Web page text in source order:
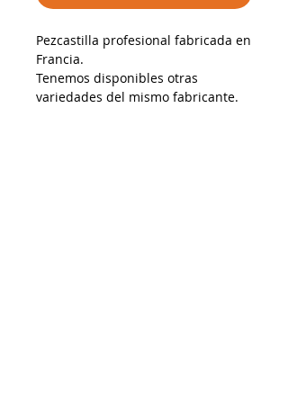
Pezcastilla profesional fabricada en
Francia.
Tenemos disponibles otras
variedades del mismo fabricante.